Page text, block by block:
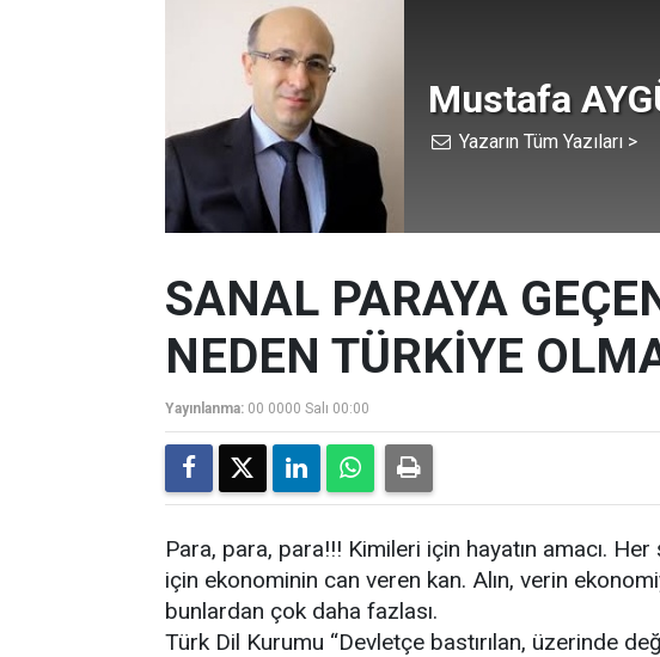
Mustafa
Yazarın Tüm Yazıları >
SANAL PARAYA
NEDEN TÜRKİYE
Yayınlanma: 00 0000 Salı 00:00
Para, para, para!!! Kimileri için hayatın amacı.
için ekonominin can veren kan. Alın, verin
bunlardan çok daha fazlası.
Türk Dil Kurumu “Devletçe bastırılan, üzerinde